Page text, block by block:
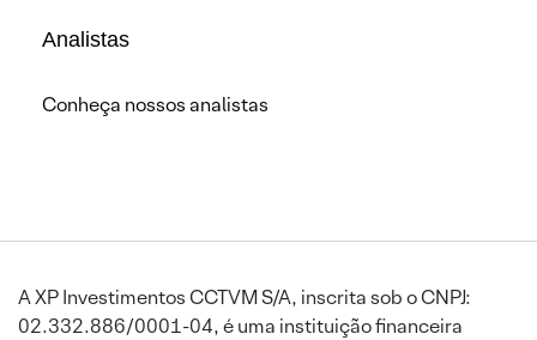
Analistas
Conheça nossos analistas
A XP Investimentos CCTVM S/A, inscrita sob o CNPJ:
02.332.886/0001-04, é uma instituição financeira